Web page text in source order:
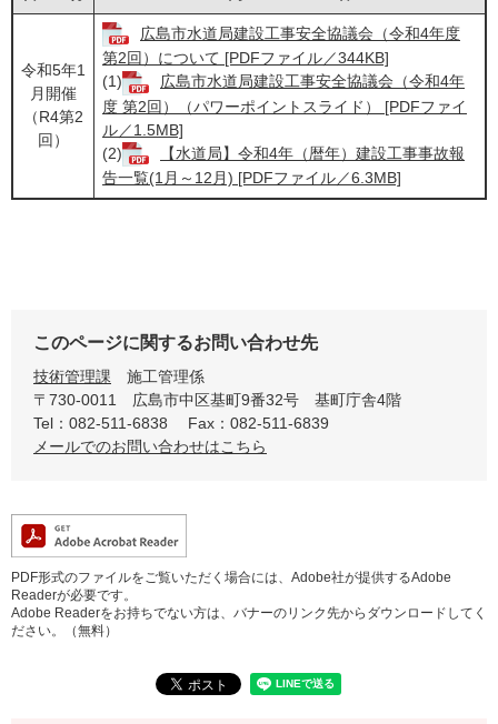
令和5年1
月開催
（R4第2
回）
広島市水道局建設工事安全協議会（令和4年度
第2回）について [PDFファイル／344KB]
(1)
広島市水道局建設工事安全協議会（令和4年
度 第2回）（パワーポイントスライド） [PDFファイ
ル／1.5MB]
(2)
【水道局】令和4年（暦年）建設工事事故報
告一覧(1月～12月) [PDFファイル／6.3MB]
このページに関するお問い合わせ先
技術管理課
施工管理係
〒730-0011
広島市中区基町9番32号 基町庁舎4階
Tel：082-511-6838
Fax：082-511-6839
メールでのお問い合わせはこちら
PDF形式のファイルをご覧いただく場合には、Adobe社が提供するAdobe
Readerが必要です。
Adobe Readerをお持ちでない方は、バナーのリンク先からダウンロードしてく
ださい。（無料）